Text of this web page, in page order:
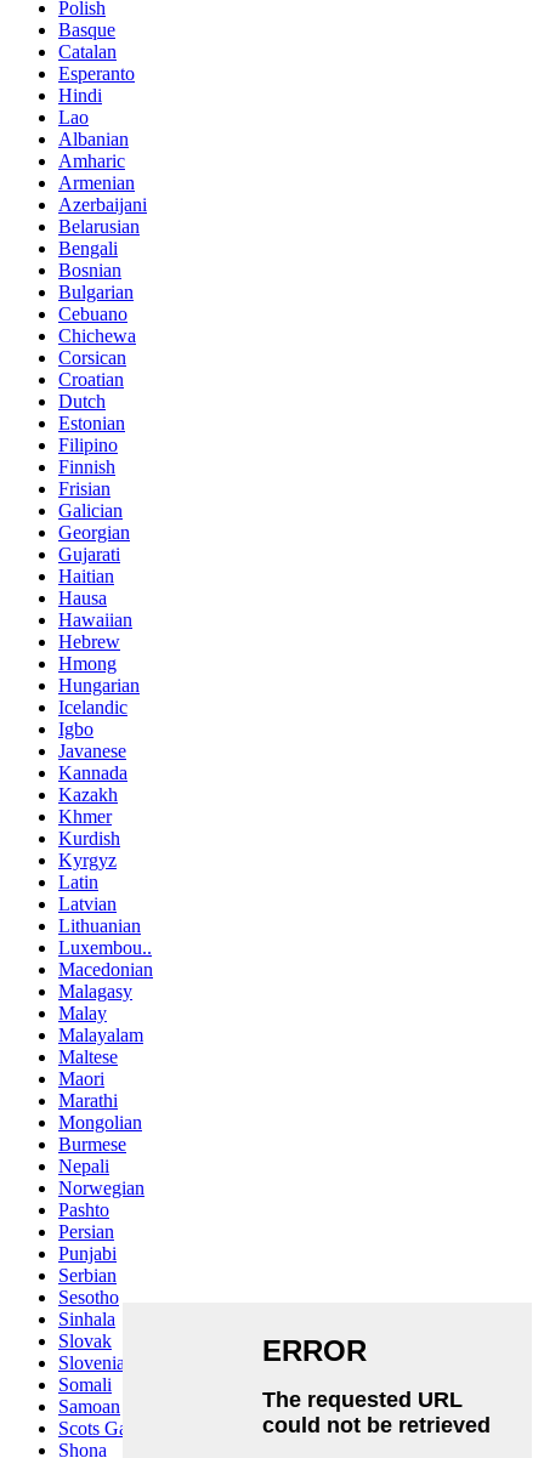
Polish
Basque
Catalan
Esperanto
Hindi
Lao
Albanian
Amharic
Armenian
Azerbaijani
Belarusian
Bengali
Bosnian
Bulgarian
Cebuano
Chichewa
Corsican
Croatian
Dutch
Estonian
Filipino
Finnish
Frisian
Galician
Georgian
Gujarati
Haitian
Hausa
Hawaiian
Hebrew
Hmong
Hungarian
Icelandic
Igbo
Javanese
Kannada
Kazakh
Khmer
Kurdish
Kyrgyz
Latin
Latvian
Lithuanian
Luxembou..
Macedonian
Malagasy
Malay
Malayalam
Maltese
Maori
Marathi
Mongolian
Burmese
Nepali
Norwegian
Pashto
Persian
Punjabi
Serbian
Sesotho
Sinhala
Slovak
Slovenian
Somali
Samoan
Scots Gaelic
Shona